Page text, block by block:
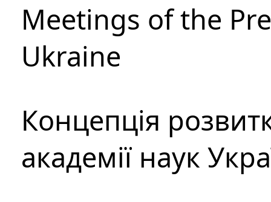
Meetings of the
Ukraine
Концепція
академії наук